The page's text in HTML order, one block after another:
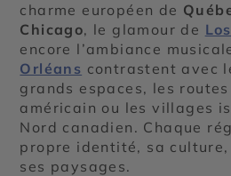
charme européen de
Chicago, le glamour de
encore l’ambiance
Orléans contrastent avec
grands espaces, les
américain ou les villages
Nord canadien. Chaque
propre identité, sa
ses paysages.